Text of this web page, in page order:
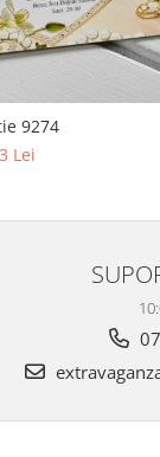
9274
Lei